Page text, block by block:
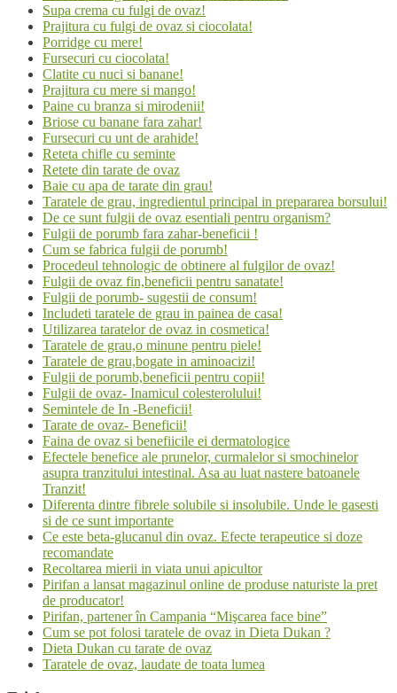
Supa crema cu fulgi de ovaz!
Prajitura cu fulgi de ovaz si ciocolata!
Porridge cu mere!
Fursecuri cu ciocolata!
Clatite cu nuci si banane!
Prajitura cu mere si mango!
Paine cu branza si mirodenii!
Briose cu banane fara zahar!
Fursecuri cu unt de arahide!
Reteta chifle cu seminte
Retete din tarate de ovaz
Baie cu apa de tarate din grau!
Taratele de grau, ingredientul principal in prepararea borsului!
De ce sunt fulgii de ovaz esentiali pentru organism?
Fulgii de porumb fara zahar-beneficii !
Cum se fabrica fulgii de porumb!
Procedeul tehnologic de obtinere al fulgilor de ovaz!
Fulgii de ovaz fin,beneficii pentru sanatate!
Fulgii de porumb- sugestii de consum!
Includeti taratele de grau in painea de casa!
Utilizarea taratelor de ovaz in cosmetica!
Taratele de grau,o minune pentru piele!
Taratele de grau,bogate in aminoacizi!
Fulgii de porumb,beneficii pentru copii!
Fulgii de ovaz- Inamicul colesterolului!
Semintele de In -Beneficii!
Tarate de ovaz- Beneficii!
Faina de ovaz si benefiicile ei dermatologice
Efectele benefice ale prunelor, curmalelor si smochinelor
asupra tranzitului intestinal. Asa au luat nastere batoanele
Tranzit!
Diferenta dintre fibrele solubile si insolubile. Unde le gasesti
si de ce sunt importante
Ce este beta-glucanul din ovaz. Efecte terapeutice si doze
recomandate
Recoltarea mierii in viata unui apicultor
Pirifan a lansat magazinul online de produse naturiste la pret
de producator!
Pirifan, partener în Campania “Mişcarea face bine”
Cum se pot folosi taratele de ovaz in Dieta Dukan ?
Dieta Dukan cu tarate de ovaz
Taratele de ovaz, laudate de toata lumea